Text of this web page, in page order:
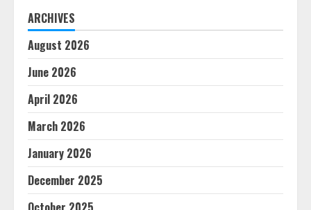
ARCHIVES
August 2026
June 2026
April 2026
March 2026
January 2026
December 2025